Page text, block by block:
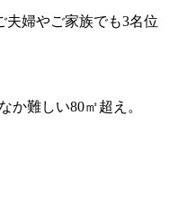
夫婦やご家族でも3名位
か難しい80㎡超え。